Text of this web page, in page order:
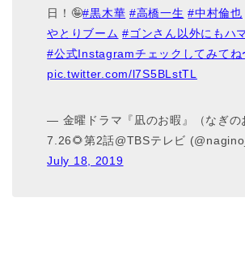
日！🤪#黒木華 #高橋一生 #中村倫也
やとりブーム #ゴンさん以外にもハ
#公式Instagramチェックしてみてね
pic.twitter.com/l7S5BLstTL
— 金曜ドラマ『凪のお暇』（なぎの
7.26🌻第2話@TBSテレビ
July 18, 2019